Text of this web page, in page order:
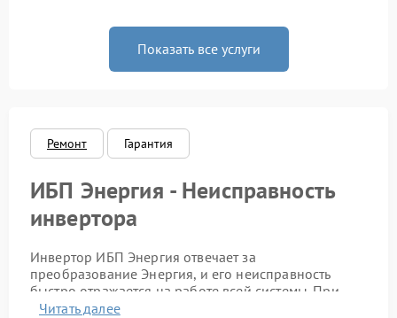
Показать все услуги
Ремонт Гарантия
ИБП Энергия - Неисправность
инвертора
Инвертор ИБП Энергия отвечает за
преобразование Энергия, и его неисправность
быстро отражается на работе всей системы. При
таком сбое устройство теряет стабильность и
Читать далее